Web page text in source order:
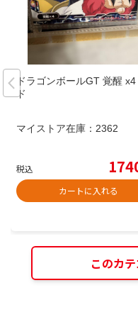
ドラゴンボールGT 覚醒 x4
ド
マイストア在庫： 2362
税込
カートに入れる
このカ